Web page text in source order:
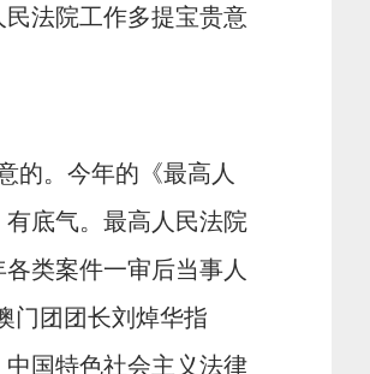
法院工作多提宝贵意
的。今年的《最高人
底气。最高人民法院
类案件一审后当事人
门团团长刘焯华指
国特色社会主义法律